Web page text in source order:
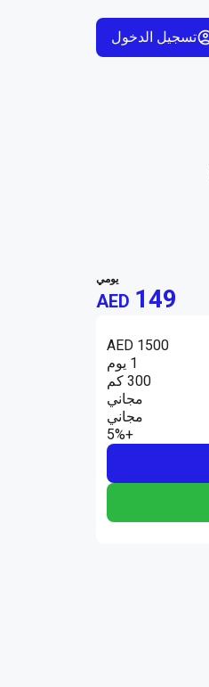
تسجيل الدخول
يومي
AED 149
AED 1500
1 يوم
300 كم
مجاني
مجاني
+5%